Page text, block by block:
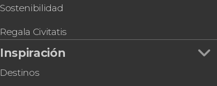
Visita a la quesería Campoveja + Taller de queso
Visita guiada por el Museo de Escultura
Tour en bicicleta por Valladolid
Sostenibilidad
Regala Civitatis
Inspiración
Destinos